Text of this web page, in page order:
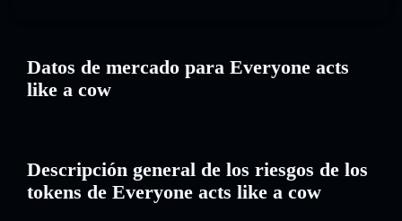
Datos de mercado para Everyone acts
like a cow
Descripción general de los riesgos de los
tokens de Everyone acts like a cow